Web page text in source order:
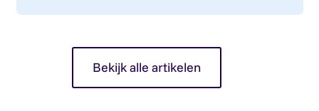
Bekijk alle artikelen